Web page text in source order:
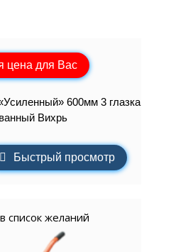
цена для Вас
600мм 3 глазка
Вихрь
Быстрый просмотр
список желаний